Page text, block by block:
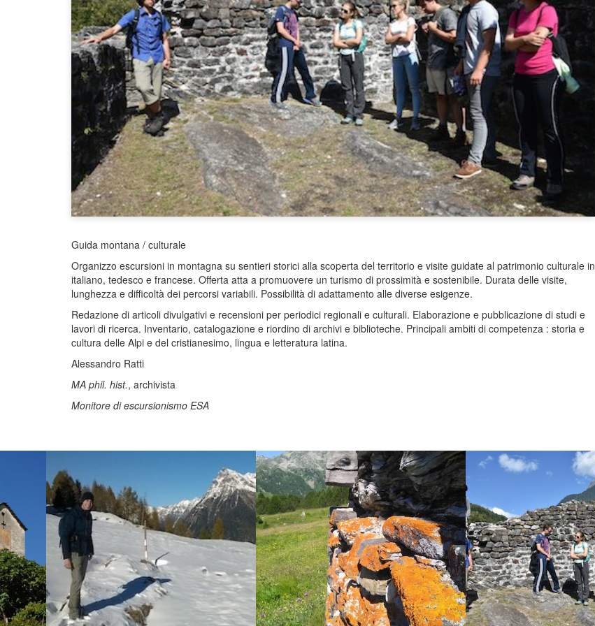
Guida montana / culturale
Organizzo escursioni in montagna su sentieri storici alla scoperta del territorio e visite guidate al patrimonio culturale in
italiano, tedesco e francese. Offerta atta a promuovere un turismo di prossimità e sostenibile. Durata delle visite,
lunghezza e difficoltà dei percorsi variabili. Possibilità di adattamento alle diverse esigenze.
Redazione di articoli divulgativi e recensioni per periodici regionali e culturali. Elaborazione e pubblicazione di studi e
lavori di ricerca. Inventario, catalogazione e riordino di archivi e biblioteche. Principali ambiti di competenza : storia e
cultura delle Alpi e del cristianesimo, lingua e letteratura latina.
Alessandro Ratti
MA phil. hist., archivista
Monitore di escursionismo ESA